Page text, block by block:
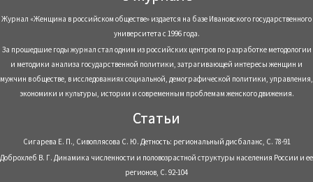
Журнал «Женщина в российском обществе» издается на базе Ивановского государственного
университета с 1996 года.
За прошедшие годы журнал стал одним из российских центров по разработке методологии
и методики анализа государственной политики, затрагивающей интересы женщин и
мужчин в обществе, в исследованиях социальной, демографической политики, управления,
экономики и культуры, истории и современным проблемам женского движения.
Статьи
Сигарева Е. П., Сивоплясова С. Ю. Детность: региональный дисбаланс, С. 78-91
Доброхлеб В. Г. Динамика численности и половозрастной структуры населения России и ее
регионов, С. 92-104